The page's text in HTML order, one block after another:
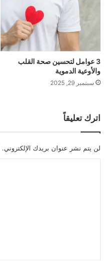
3 عوامل لتحسين صحة القلب
والأوعية الدموية
سبتمبر 29, 2025
اترك تعليقاً
لن يتم نشر عنوان بريدك الإلكتروني.